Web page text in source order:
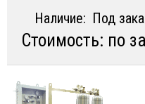
ДОСТАВКА И
Наличие: Под
Стоимость: по